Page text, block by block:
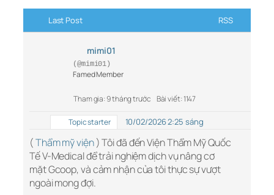
Last Post RSS
mimi01
(@mimi01)
Famed Member
Tham gia: 9 tháng trước Bài viết: 1147
Topic starter 10/02/2026 2:25 sáng
(Thẩm mỹ viện) Tôi đã đến Viện Thẩm Mỹ Quốc
Tế V-Medical để trải nghiệm dịch vụ nâng cơ
mặt Gcoop, và cảm nhận của tôi thực sự vượt
ngoài mong đợi.